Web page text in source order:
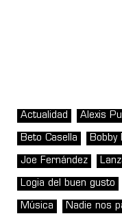
Actualidad Alexis
Beto Casella Bobby
Joe Fernández
Logia del buen gusto
Música Nadie nos